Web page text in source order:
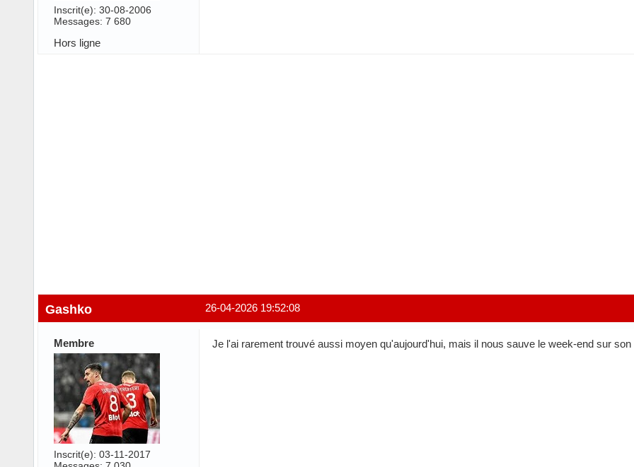
Inscrit(e): 30-08-2006
Messages: 7 680
Hors ligne
26-04-2026 19:52:08
Gashko
Membre
Inscrit(e): 03-11-2017
Je l'ai rarement trouvé aussi moyen qu'aujourd'hui, mais il nous sauve le week-end sur son